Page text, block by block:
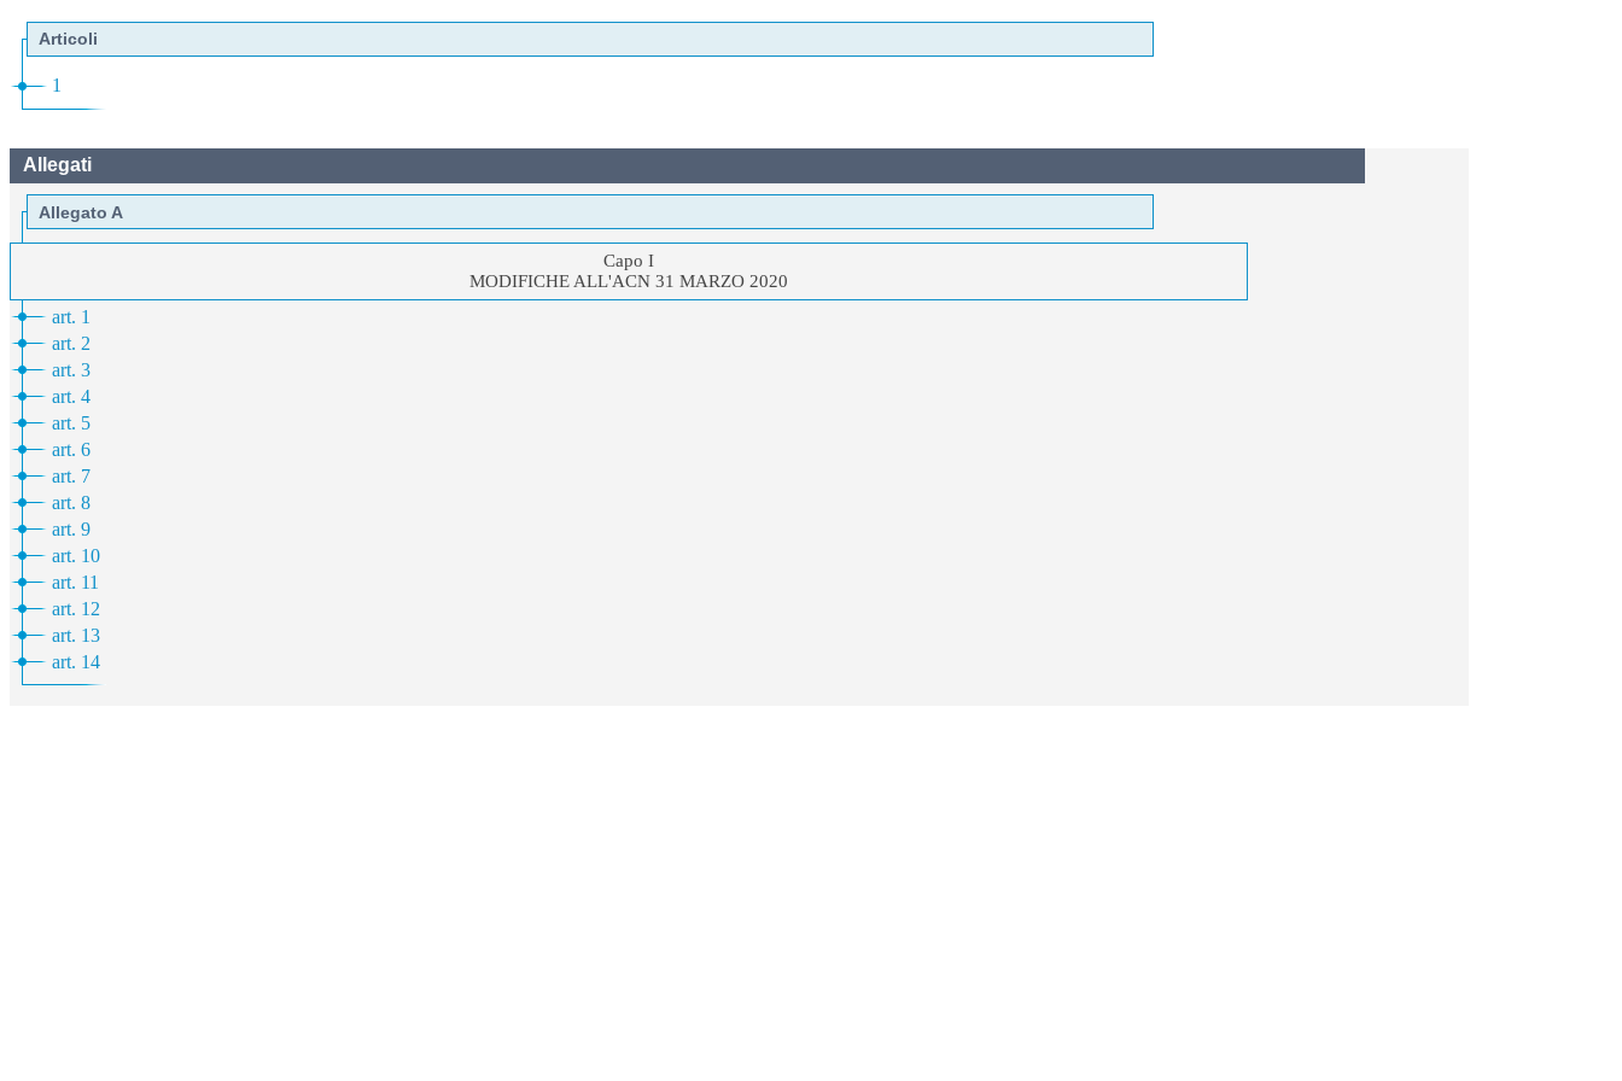
Articoli
1
Allegati
Allegato A
Capo I
MODIFICHE ALL'ACN 31 MARZO 2020
art. 1
art. 2
art. 3
art. 4
art. 5
art. 6
art. 7
art. 8
art. 9
art. 10
art. 11
art. 12
art. 13
art. 14